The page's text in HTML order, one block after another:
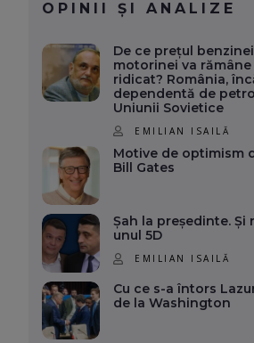
OPINII ȘI ANALIZE
De ce prețul
motorinei va rămâne
ridicat? România,
dependentă de
Uniunii Sovietice
EMILIAN ISAILĂ
Motive de optimism
Bill Gates
Șah la președinte. Și
unul 5D
EMILIAN ISAILĂ
Cu ce s-a întors
de la Washington